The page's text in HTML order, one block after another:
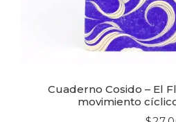
Cuaderno Cosido – El
movimiento